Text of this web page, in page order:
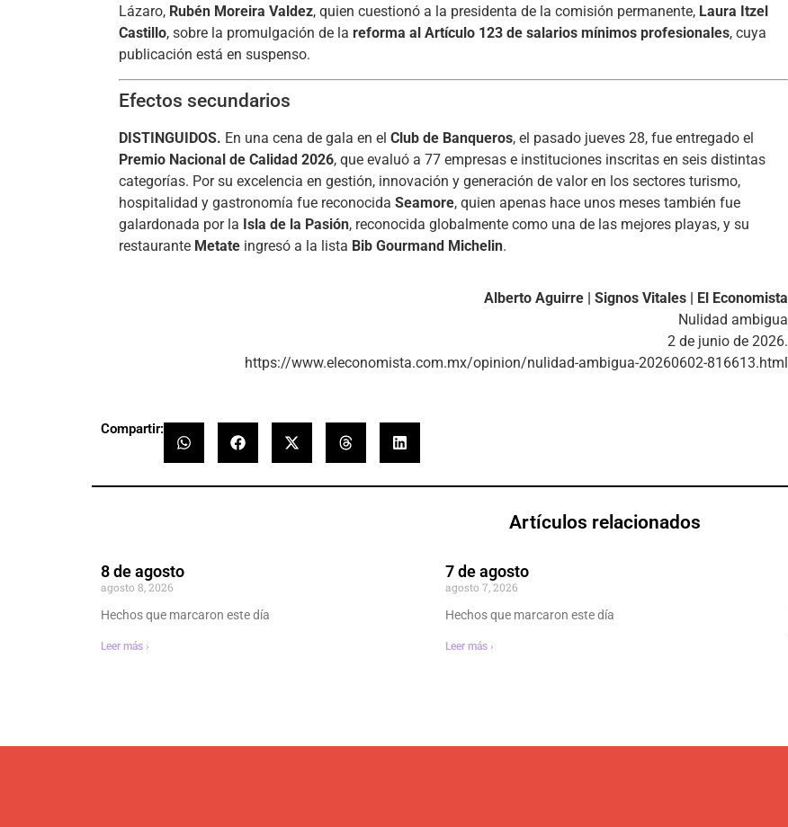
Lázaro, Rubén Moreira Valdez, quien cuestionó a la presidenta de la comisión permanente, Laura Itzel
Castillo, sobre la promulgación de la reforma al Artículo 123 de salarios mínimos profesionales, cuya
publicación está en suspenso.
Efectos secundarios
DISTINGUIDOS. En una cena de gala en el Club de Banqueros, el pasado jueves 28, fue entregado el
Premio Nacional de Calidad 2026, que evaluó a 77 empresas e instituciones inscritas en seis distintas
categorías. Por su excelencia en gestión, innovación y generación de valor en los sectores turismo,
hospitalidad y gastronomía fue reconocida Seamore, quien apenas hace unos meses también fue
galardonada por la Isla de la Pasión, reconocida globalmente como una de las mejores playas, y su
restaurante Metate ingresó a la lista Bib Gourmand Michelin.
Alberto Aguirre | Signos Vitales | El Economista
Nulidad ambigua
2 de junio de 2026.
https://www.eleconomista.com.mx/opinion/nulidad-ambigua-20260602-816613.html
Compartir:
Artículos relacionados
8 de agosto
agosto 8, 2026
Hechos que marcaron este día
Leer más ›
7 de agosto
agosto 7, 2026
Hechos que marcaron este día
Leer más ›